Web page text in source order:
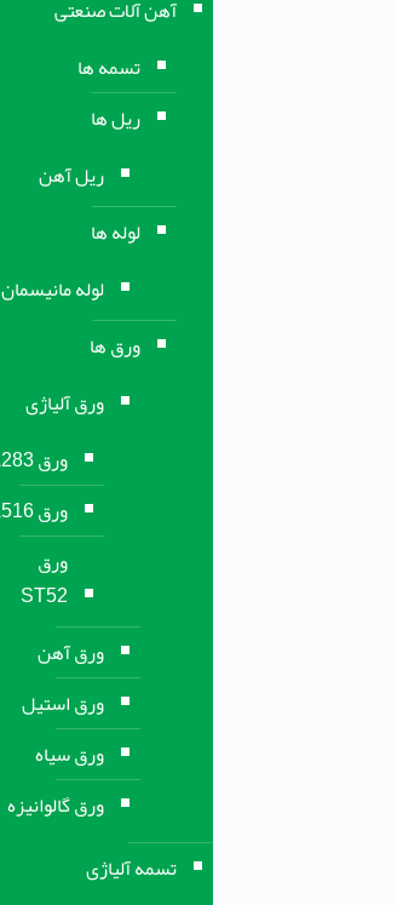
آهن آلات صنعتی
تسمه ها
ریل ها
ریل آهن
لوله ها
لوله مانیسمان
ورق ها
ورق آلیاژی
ورق A283
ورق A516
ورق
ST52
ورق آهن
ورق استیل
ورق سیاه
ورق گالوانیزه
تسمه آلیاژی